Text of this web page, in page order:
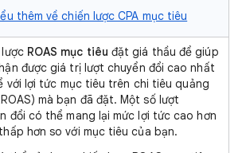
thêm về chiến lược CPA mục tiêu
ROAS mục tiêu đặt giá thầu để giúp
được giá trị lượt chuyển đổi cao nhất
với lợi tức mục tiêu trên chi tiêu quảng
mà bạn đã đặt. Một số lượt
đổi có thể mang lại mức lợi tức cao hơn
hơn so với mục tiêu của bạn.